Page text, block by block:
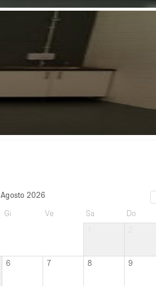
Agosto 2026
Gi Ve Sa
Do
6 7 8 9